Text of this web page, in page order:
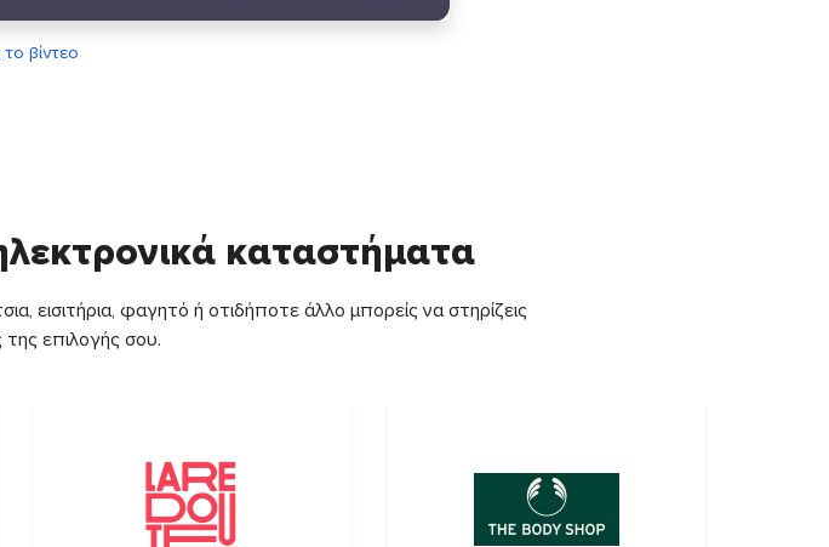
βίντεο
καταστήματα
εισιτήρια, φαγητό ή οτιδήποτε άλλο μπορείς να στηρίζεις
επιλογής σου.